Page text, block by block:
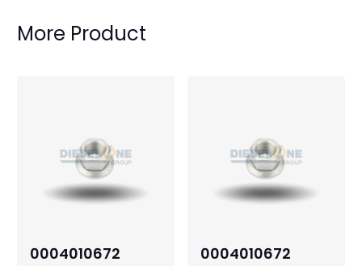
More Product
0004010672 0004010672